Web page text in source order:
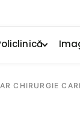
CHIRURGIE